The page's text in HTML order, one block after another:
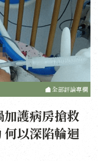
全部評論專欄
護病房搶救
以深陷輪迴